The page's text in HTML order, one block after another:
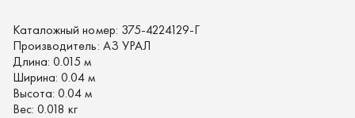
Каталожный номер: 375-4224129-Г
Производитель: АЗ УРАЛ
Длина: 0.015 м
Ширина: 0.04 м
Высота: 0.04 м
Вес: 0.018 кг